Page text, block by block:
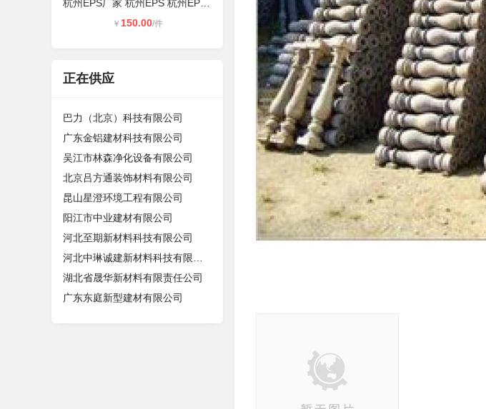
￥ 150.00/件
正在供应
巴力（北京）科技有限公司
广东金铝建材科技有限公司
吴江市林森净化设备有限公司
北京吕方通装饰材料有限公司
昆山星澄环境工程有限公司
阳江市中业建材有限公司
河北至期新材料科技有限公司
湖北省晟华新材料有限责任公司
广东东庭新型建材有限公司